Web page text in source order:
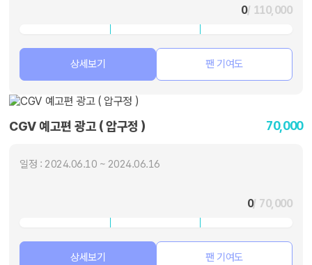
0/ 110,000
상세보기 팬 기여도
CGV 예고편 광고 ( 압구정 ) 70,000
일정 : 2024.06.10 ~ 2024.06.16
0/ 70,000
상세보기 팬 기여도